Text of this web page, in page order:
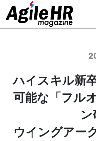
ハイスキル新
可能な「フル
ン
ウイングアー